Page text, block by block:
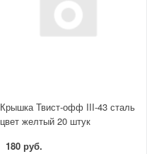
Крышка Твист-офф III-43 сталь
цвет желтый 20 штук
180 руб.